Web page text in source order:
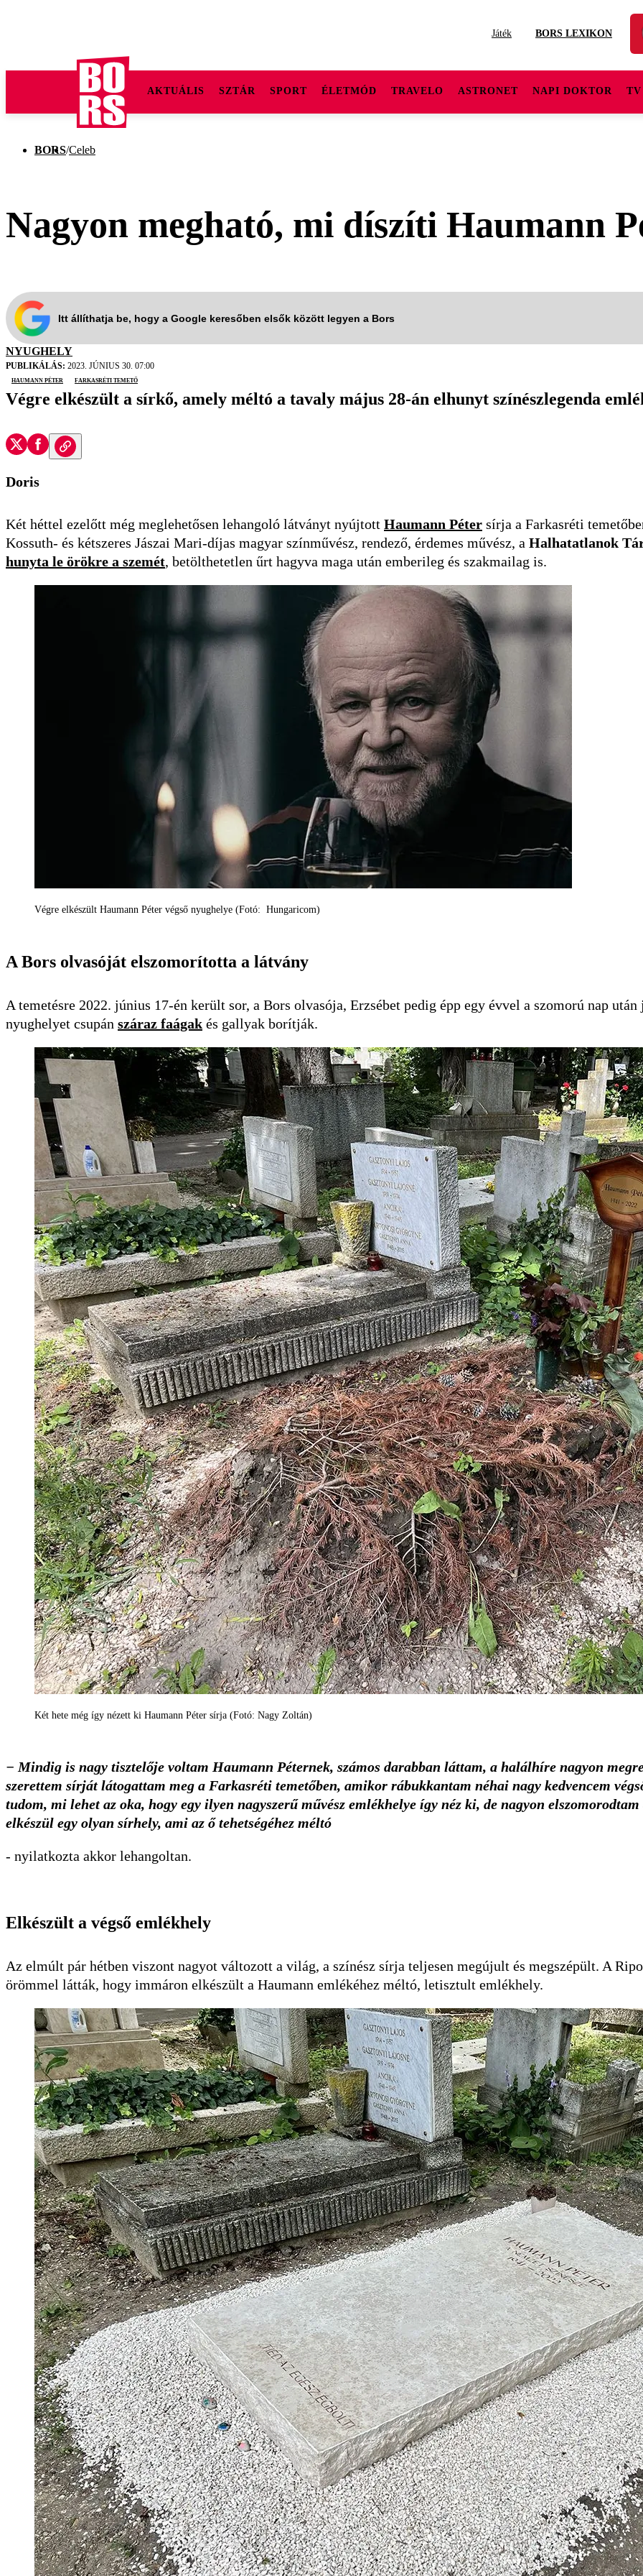
Játék BORS LEXIKON
AKTUÁLIS SZTÁR SPORT ÉLETMÓD TRAVELO ASTRONET NAPI DOKTOR TV
BORS/Celeb
Nagyon megható, mi díszíti Haumann
Itt állíthatja be, hogy a Google keresőben elsők között legyen a Bors
NYUGHELY
PUBLIKÁLÁS: 2023. JÚNIUS 30. 07:00
Haumann Péter
Farkasréti temető
Végre elkészült a sírkő, amely méltó a tavaly május 28-án elhunyt színészlegenda
Doris
Két héttel ezelőtt még meglehetősen lehangoló látványt nyújtott Haumann Péter sírja a Farkasréti
Kossuth- és kétszeres Jászai Mari-díjas magyar színművész, rendező, érdemes művész, a Halhatatlanok
hunyta le örökre a szemét, betölthetetlen űrt hagyva maga után emberileg és szakmailag is.
Végre elkészült Haumann Péter végső nyughelye (Fotó: Hungaricom)
A Bors olvasóját elszomorította a látvány
A temetésre 2022. június 17-én került sor, a Bors olvasója, Erzsébet pedig épp egy évvel a szomorú nap
nyughelyet csupán száraz faágak és gallyak borítják.
Két hete még így nézett ki Haumann Péter sírja (Fotó: Nagy Zoltán)
− Mindig is nagy tisztelője voltam Haumann Péternek, számos darabban láttam, a halálhíre nagyon
szerettem sírját látogattam meg a Farkasréti temetőben, amikor rábukkantam néhai nagy kedvencem
tudom, mi lehet az oka, hogy egy ilyen nagyszerű művész emlékhelye így néz ki, de nagyon
elkészül egy olyan sírhely, ami az ő tehetségéhez méltó
- nyilatkozta akkor lehangoltan.
Elkészült a végső emlékhely
Az elmúlt pár hétben viszont nagyot változott a világ, a színész sírja teljesen megújult és megszépült. A
örömmel látták, hogy immáron elkészült a Haumann emlékéhez méltó, letisztult emlékhely.